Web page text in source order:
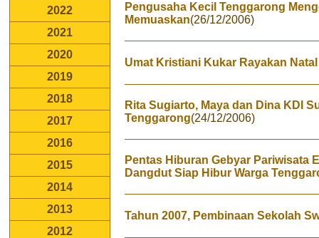
2022
2021
2020
2019
2018
2017
2016
2015
2014
2013
2012
Pengusaha Kecil Tenggarong
Memuaskan(26/12/2006)
Umat Kristiani Kukar Rayakan
Rita Sugiarto, Maya dan Dina KDI
Tenggarong(24/12/2006)
Pentas Hiburan Gebyar Pariwisata
Dangdut Siap Hibur Warga
Tahun 2007, Pembinaan Sekolah